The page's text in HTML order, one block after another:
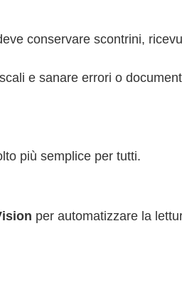
conservare scontrini,
e sanare errori o
più semplice per tutti.
per automatizzare la